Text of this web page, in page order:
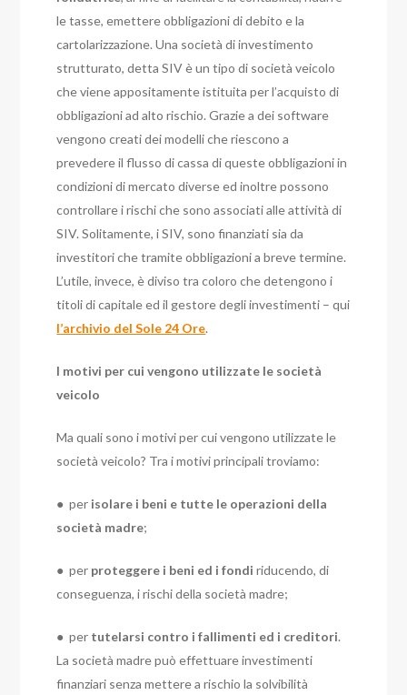
le tasse, emettere obbligazioni di debito e la
cartolarizzazione. Una società di investimento
strutturato, detta SIV è un tipo di società veicolo
che viene appositamente istituita per l’acquisto di
obbligazioni ad alto rischio. Grazie a dei software
vengono creati dei modelli che riescono a
prevedere il flusso di cassa di queste obbligazioni in
condizioni di mercato diverse ed inoltre possono
controllare i rischi che sono associati alle attività di
SIV. Solitamente, i SIV, sono finanziati sia da
investitori che tramite obbligazioni a breve termine.
L’utile, invece, è diviso tra coloro che detengono i
titoli di capitale ed il gestore degli investimenti – qui
l’archivio del Sole 24 Ore.
I motivi per cui vengono utilizzate le società
veicolo
Ma quali sono i motivi per cui vengono utilizzate le
società veicolo? Tra i motivi principali troviamo:
● per isolare i beni e tutte le operazioni della
società madre;
● per proteggere i beni ed i fondi riducendo, di
conseguenza, i rischi della società madre;
● per tutelarsi contro i fallimenti ed i creditori.
La società madre può effettuare investimenti
finanziari senza mettere a rischio la solvibilità